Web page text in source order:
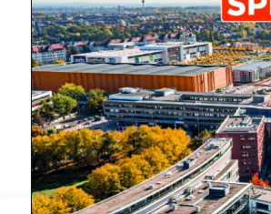
Mit dem |transkript-
jede Woche aktuell